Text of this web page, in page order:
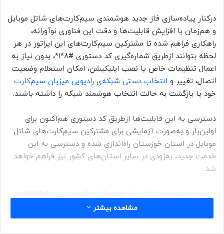
درکنار پیاده‌سازی فاز جدید هوشمندی سیم‌کارت‌های شاتل موبایل
و هم‌زمان با افزایش قابلیت‌ها و دقت این فناوری نوآورانه،
راهکاری فراهم شده تا مشترکین سیم‌کارت‌های این اپراتور در هر
لحظه بتوانند ازطریق شماره‌گیری کد دستوری #8*1*، بدون نیاز به
اعمال تنظیمات خاص یا نصب اپلیکیشن، امکان استعلام وضعیت
اتصال، تغییر و انتخاب دستی شبکه‌ی رادیویی میزبان سیم‌کارت
خود یا بازگشت به حالت انتخاب هوشمند شبکه را داشته باشند.
دسترسی به این قابلیت‌ها ازطریق کد دستوری هم‌اکنون برای
اولین‌بار و به‌صورت آزمایشی برای مشترکین سیم‌کارت‌های شاتل
موبایل در استان خوزستان راه‌اندازی شده و دسترسی به این
خدمت جدید، به‌زودی در سایر استان‌های کشور نیز فراهم خواهد
شد.
امکان استعلام و مشاهده‌ی شبکه‌ی رادیویی که درلحظه به آن
متصل هستند، خواهند داشت و با شماره‌گیری کد #2*8*1*
انتخاب و تغییر دستی شبکه‌ی رادیویی میزبان بین سه شبکه‌ی
مشاهده بیشتر